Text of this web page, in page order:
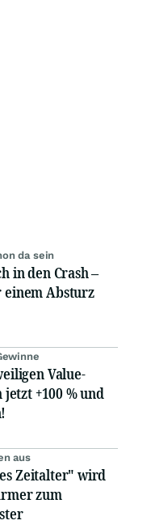
da sein
in den Crash –
Absturz
Value-
+100 % und
aus
Zeitalter" wird
zum